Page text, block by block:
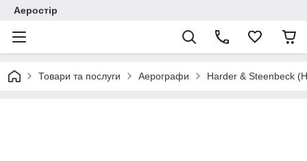
Аеростір
Товари та послуги Аерографи Harder & Steenbeck